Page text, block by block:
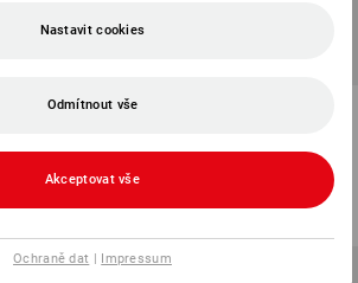
500
Sada kabelových spojek, 500
468,27 Kč
(vč. DPH)
Nastavit cookies
Odmítnout vše
Akceptovat vše
Ochraně dat | Impressum